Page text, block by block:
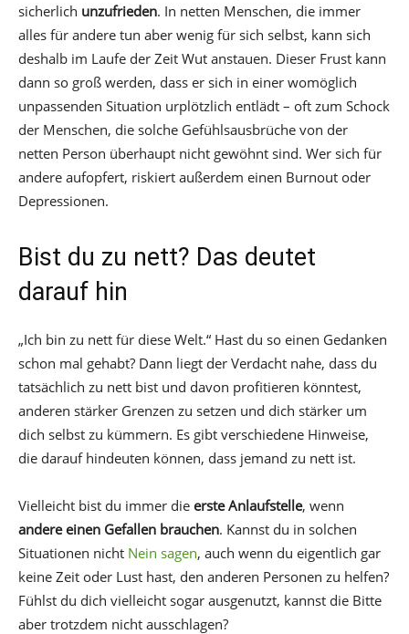
sicherlich unzufrieden. In netten Menschen, die immer
alles für andere tun aber wenig für sich selbst, kann sich
deshalb im Laufe der Zeit Wut anstauen. Dieser Frust kann
dann so groß werden, dass er sich in einer womöglich
unpassenden Situation urplötzlich entlädt – oft zum Schock
der Menschen, die solche Gefühlsausbrüche von der
netten Person überhaupt nicht gewöhnt sind. Wer sich für
andere aufopfert, riskiert außerdem einen Burnout oder
Depressionen.
Bist du zu nett? Das deutet
darauf hin
„Ich bin zu nett für diese Welt.“ Hast du so einen Gedanken
schon mal gehabt? Dann liegt der Verdacht nahe, dass du
tatsächlich zu nett bist und davon profitieren könntest,
anderen stärker Grenzen zu setzen und dich stärker um
dich selbst zu kümmern. Es gibt verschiedene Hinweise,
die darauf hindeuten können, dass jemand zu nett ist.
Vielleicht bist du immer die erste Anlaufstelle, wenn
andere einen Gefallen brauchen. Kannst du in solchen
Situationen nicht Nein sagen, auch wenn du eigentlich gar
keine Zeit oder Lust hast, den anderen Personen zu helfen?
Fühlst du dich vielleicht sogar ausgenutzt, kannst die Bitte
aber trotzdem nicht ausschlagen?